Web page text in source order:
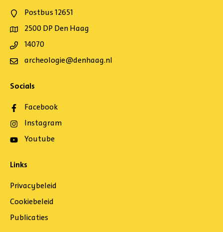
Postbus 12651
2500 DP Den Haag
14070
archeologie@denhaag.nl
Socials
Facebook
Instagram
Youtube
Links
Privacybeleid
Cookiebeleid
Publicaties